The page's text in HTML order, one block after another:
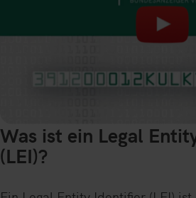
Was ist ein Legal
(LEI)?